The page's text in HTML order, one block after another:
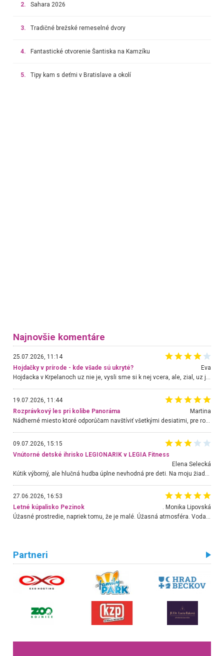
2. Sahara 2026
3. Tradičné brežské remeselné dvory
4. Fantastické otvorenie Šantiska na Kamzíku
5. Tipy kam s deťmi v Bratislave a okolí
Najnovšie komentáre
25.07.2026, 11:14
Hojdačky v prírode - kde všade sú ukryté?
Eva
Hojdacka v Krpelanoch uz nie je, vysli sme si k nej vcera, ale, zial, uz je znicena. Ak sem planujete cestu len kvoli hojdacke, mozete si ju usetrit. Krasny vyhlad je tu vsak aj bez hojdacky :-)
19.07.2026, 11:44
Rozprávkový les pri kolibe Panoráma
Martina
Nádherné miesto ktoré odporúčam navštíviť všetkými desiatimi, pre rodiny s deťmi, dôchodcom... Proste a jednoducho ozaj rozprávkový les.. určite ešte prídeme. Odniesli sme si na pamiatku krásne tričká,
09.07.2026, 15:15
Vnútorné detské ihrisko LEGIONARIK v LEGIA Fitness
Elena Selecká
27.06.2026, 16:53
Letné kúpalisko Pezinok
. Monika Lipovská
Úžasné prostredie, napriek tomu, že je malé. Úžasná atmosféra. Voda fantastická a nádherná. Ľudí je pomerne veľa, ale su mili a ohľaduplní. Je veľmi zaujímavé sledovať, ako dokážu spolu športovať cudzí ľudia a bez ohľadu na vek. Vládne tu pohoda. Vnuka neviem dostať z vody. Ďakujem za krásny deň . Urcite sa sem vrátim. Jediný problém je s parkovaním, ale aj ten sa mi podarilo vyriešiť. Monika Bratislava
Partneri